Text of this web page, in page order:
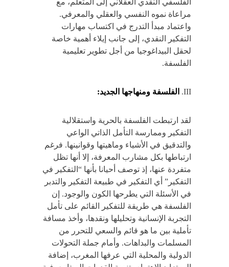
الفلسفي النقدي العقلاني إلى المتعلم، مع
مراعاة نموه النفسي والعقلي والمعرفي.
واعتماد مبدأ التدرج في اكتساب مهارات
التفكير النقدي، إلى جانب إيلاء أهمية خاصة
لحقل البيداغوجيا من أجل تطوير تعليمية
الفلسفة.
III. الفلسفة ومنهاجها الجديد:
لقد ارتبطت الفلسفة بالحرية واستقلالية
التفكير وممارسة التأمل الذاتي الواعي
والتدقيق في الأشياء وماهيتها وقوانينها. فرغم
ارتباطها بكل مشارب المعرفة، إلا أنها تظل
متفردة عنها، إذ توصف أحيانا بأنها “التفكير في
التفكير” أي التفكير في طبيعة التفكير والتدبر
في الأسئلة التي يطرحها الكون والوجود. إن
الفلسفة هي طريقة للتفكير القائم على تأمل
التجربة الإنسانية وتحليلها ونقدها، وأخذ مسافة
تأملية بين ما هو قائم والسعي للتحرر من
المسلمات والبداهات. وأمام جملة التحولات
الدولية والمحلية التي عرفها المغرب، إضافة